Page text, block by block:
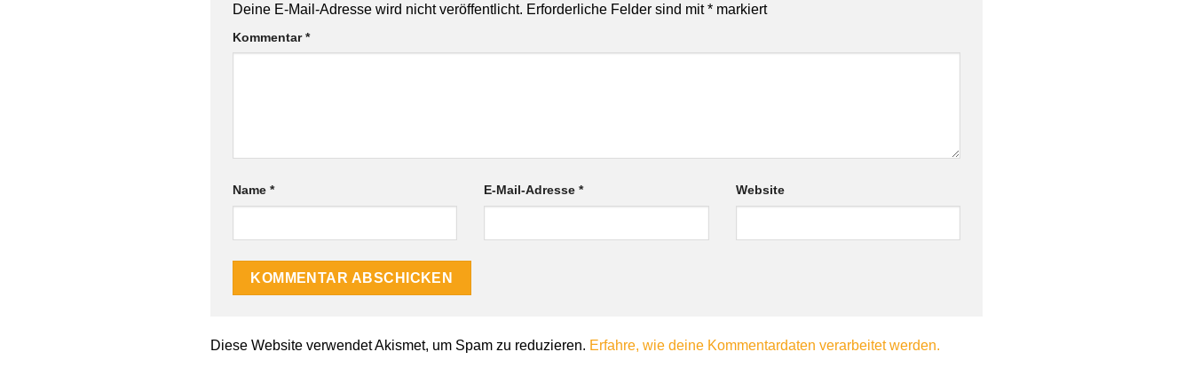
Deine E-Mail-Adresse wird nicht veröffentlicht. Erforderliche Felder sind mit* markiert
Kommentar*
Name * E-Mail-Adresse* Website
Diese Website verwendet Akismet, um Spam zu reduzieren. Erfahre, wie deine Kommentardaten verarbeitet werden.